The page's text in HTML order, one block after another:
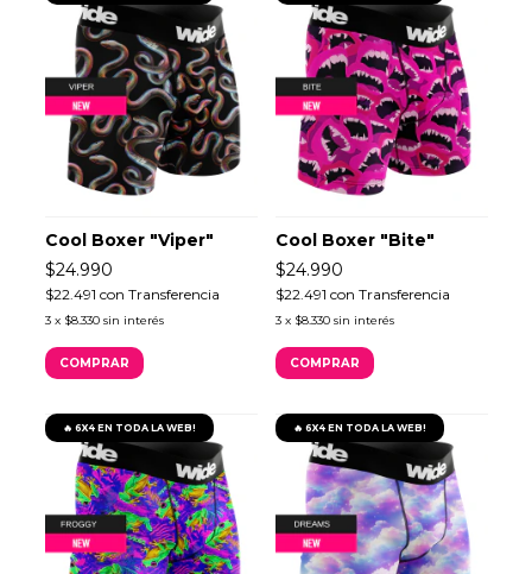
Cool Boxer "Viper"
$24.990
$22.491 con Transferencia
3 x $8.330 sin interés
COMPRAR
Cool Boxer "Bite"
$24.990
$22.491 con Transferencia
3 x $8.330 sin interés
COMPRAR
🔥 6X4 EN TODA LA WEB! 🔥 6X4 EN TODA LA WEB!